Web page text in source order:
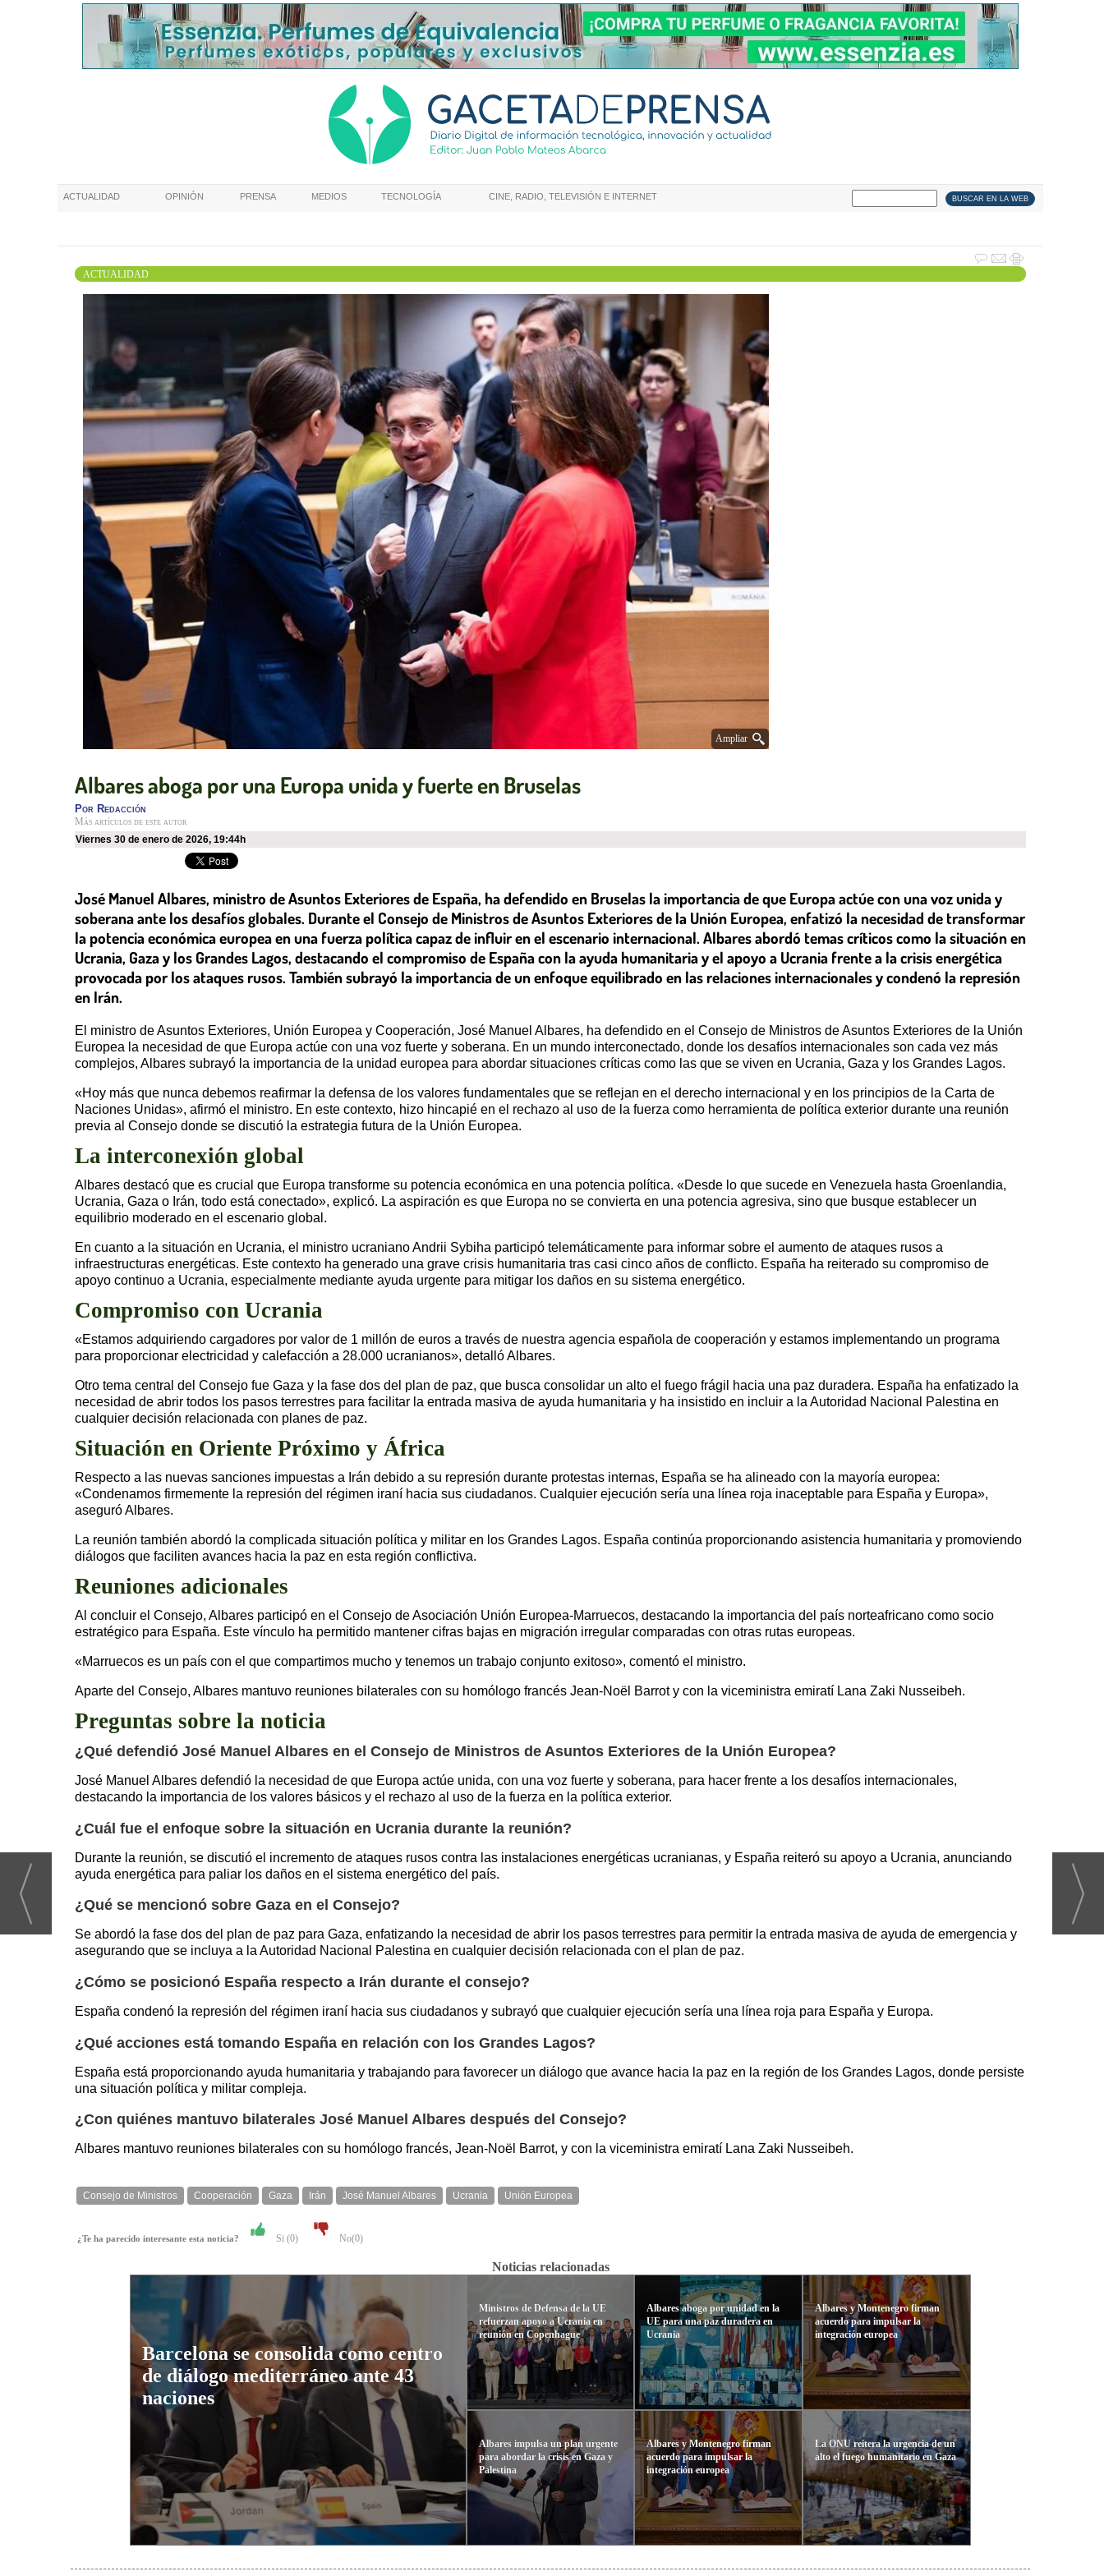
ACTUALIDAD OPINIÓN PRENSA MEDIOS TECNOLOGÍA CINE, RADIO, TELEVISIÓN E INTERNET
ACTUALIDAD
Ampliar
Albares aboga por una Europa unida y fuerte en Bruselas
Por Redacción
Más artículos de este autor
viernes 30 de enero de 2026, 19:44h
José Manuel Albares, ministro de Asuntos Exteriores de España, ha defendido en Bruselas la importancia de que Europa actúe con una voz unida y
soberana ante los desafíos globales. Durante el Consejo de Ministros de Asuntos Exteriores de la Unión Europea, enfatizó la necesidad de transformar
la potencia económica europea en una fuerza política capaz de influir en el escenario internacional. Albares abordó temas críticos como la situación en
Ucrania, Gaza y los Grandes Lagos, destacando el compromiso de España con la ayuda humanitaria y el apoyo a Ucrania frente a la crisis energética
provocada por los ataques rusos. También subrayó la importancia de un enfoque equilibrado en las relaciones internacionales y condenó la represión
en Irán.
El ministro de Asuntos Exteriores, Unión Europea y Cooperación, José Manuel Albares, ha defendido en el Consejo de Ministros de Asuntos Exteriores de la Unión
Europea la necesidad de que Europa actúe con una voz fuerte y soberana. En un mundo interconectado, donde los desafíos internacionales son cada vez más
complejos, Albares subrayó la importancia de la unidad europea para abordar situaciones críticas como las que se viven en Ucrania, Gaza y los Grandes Lagos.
«Hoy más que nunca debemos reafirmar la defensa de los valores fundamentales que se reflejan en el derecho internacional y en los principios de la Carta de
Naciones Unidas», afirmó el ministro. En este contexto, hizo hincapié en el rechazo al uso de la fuerza como herramienta de política exterior durante una reunión
previa al Consejo donde se discutió la estrategia futura de la Unión Europea.
La interconexión global
Albares destacó que es crucial que Europa transforme su potencia económica en una potencia política. «Desde lo que sucede en Venezuela hasta Groenlandia,
Ucrania, Gaza o Irán, todo está conectado», explicó. La aspiración es que Europa no se convierta en una potencia agresiva, sino que busque establecer un
equilibrio moderado en el escenario global.
En cuanto a la situación en Ucrania, el ministro ucraniano Andrii Sybiha participó telemáticamente para informar sobre el aumento de ataques rusos a
infraestructuras energéticas. Este contexto ha generado una grave crisis humanitaria tras casi cinco años de conflicto. España ha reiterado su compromiso de
apoyo continuo a Ucrania, especialmente mediante ayuda urgente para mitigar los daños en su sistema energético.
Compromiso con Ucrania
«Estamos adquiriendo cargadores por valor de 1 millón de euros a través de nuestra agencia española de cooperación y estamos implementando un programa
para proporcionar electricidad y calefacción a 28.000 ucranianos», detalló Albares.
Otro tema central del Consejo fue Gaza y la fase dos del plan de paz, que busca consolidar un alto el fuego frágil hacia una paz duradera. España ha enfatizado la
necesidad de abrir todos los pasos terrestres para facilitar la entrada masiva de ayuda humanitaria y ha insistido en incluir a la Autoridad Nacional Palestina en
cualquier decisión relacionada con planes de paz.
Situación en Oriente Próximo y África
Respecto a las nuevas sanciones impuestas a Irán debido a su represión durante protestas internas, España se ha alineado con la mayoría europea:
«Condenamos firmemente la represión del régimen iraní hacia sus ciudadanos. Cualquier ejecución sería una línea roja inaceptable para España y Europa»,
aseguró Albares.
La reunión también abordó la complicada situación política y militar en los Grandes Lagos. España continúa proporcionando asistencia humanitaria y promoviendo
diálogos que faciliten avances hacia la paz en esta región conflictiva.
Reuniones adicionales
Al concluir el Consejo, Albares participó en el Consejo de Asociación Unión Europea-Marruecos, destacando la importancia del país norteafricano como socio
estratégico para España. Este vínculo ha permitido mantener cifras bajas en migración irregular comparadas con otras rutas europeas.
«Marruecos es un país con el que compartimos mucho y tenemos un trabajo conjunto exitoso», comentó el ministro.
Aparte del Consejo, Albares mantuvo reuniones bilaterales con su homólogo francés Jean-Noël Barrot y con la viceministra emiratí Lana Zaki Nusseibeh.
Preguntas sobre la noticia
¿Qué defendió José Manuel Albares en el Consejo de Ministros de Asuntos Exteriores de la Unión Europea?
José Manuel Albares defendió la necesidad de que Europa actúe unida, con una voz fuerte y soberana, para hacer frente a los desafíos internacionales,
destacando la importancia de los valores básicos y el rechazo al uso de la fuerza en la política exterior.
¿Cuál fue el enfoque sobre la situación en Ucrania durante la reunión?
Durante la reunión, se discutió el incremento de ataques rusos contra las instalaciones energéticas ucranianas, y España reiteró su apoyo a Ucrania, anunciando
ayuda energética para paliar los daños en el sistema energético del país.
¿Qué se mencionó sobre Gaza en el Consejo?
Se abordó la fase dos del plan de paz para Gaza, enfatizando la necesidad de abrir los pasos terrestres para permitir la entrada masiva de ayuda de emergencia y
asegurando que se incluya a la Autoridad Nacional Palestina en cualquier decisión relacionada con el plan de paz.
¿Cómo se posicionó España respecto a Irán durante el consejo?
España condenó la represión del régimen iraní hacia sus ciudadanos y subrayó que cualquier ejecución sería una línea roja para España y Europa.
¿Qué acciones está tomando España en relación con los Grandes Lagos?
España está proporcionando ayuda humanitaria y trabajando para favorecer un diálogo que avance hacia la paz en la región de los Grandes Lagos, donde persiste
una situación política y militar compleja.
¿Con quiénes mantuvo bilaterales José Manuel Albares después del Consejo?
Albares mantuvo reuniones bilaterales con su homólogo francés, Jean-Noël Barrot, y con la viceministra emiratí Lana Zaki Nusseibeh.
Consejo de Ministros Cooperación Gaza Irán José Manuel Albares Ucrania Unión Europea
¿Te ha parecido interesante esta noticia? Si (0) No(0)
Noticias relacionadas
Barcelona se consolida como centro
de diálogo mediterráneo ante 43
naciones
Ministros de Defensa de la UE
refuerzan apoyo a Ucrania en
reunión en Copenhague
Albares impulsa un plan urgente
para abordar la crisis en Gaza y
Palestina
Albares aboga por unidad en la
UE para una paz duradera en
Ucrania
Albares y Montenegro firman
acuerdo para impulsar la
integración europea
Albares y Montenegro firman
acuerdo para impulsar la
integración europea
La ONU reitera la urgencia de un
alto el fuego humanitario en Gaza